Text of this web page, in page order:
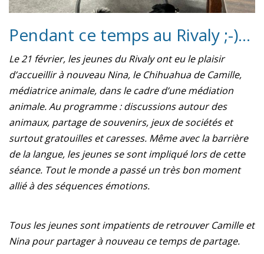
Pendant ce temps au Rivaly ;-)…
Le 21 février, les jeunes du Rivaly ont eu le plaisir
d’accueillir à nouveau Nina, le Chihuahua de Camille,
médiatrice animale, dans le cadre d’une médiation
animale. Au programme : discussions autour des
animaux, partage de souvenirs, jeux de sociétés et
surtout gratouilles et caresses. Même avec la barrière
de la langue, les jeunes se sont impliqué lors de cette
séance. Tout le monde a passé un très bon moment
allié à des séquences émotions.
Tous les jeunes sont impatients de retrouver Camille et
Nina pour partager à nouveau ce temps de partage.